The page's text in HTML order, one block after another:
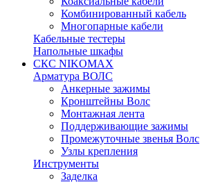
Комбинированный кабель
Многопарные кабели
Кабельные тестеры
Напольные шкафы
СКС NIKOMAX
Арматура ВОЛС
Анкерные зажимы
Кронштейны Волс
Монтажная лента
Поддерживающие зажимы
Промежуточные звенья Волс
Узлы крепления
Инструменты
Заделка